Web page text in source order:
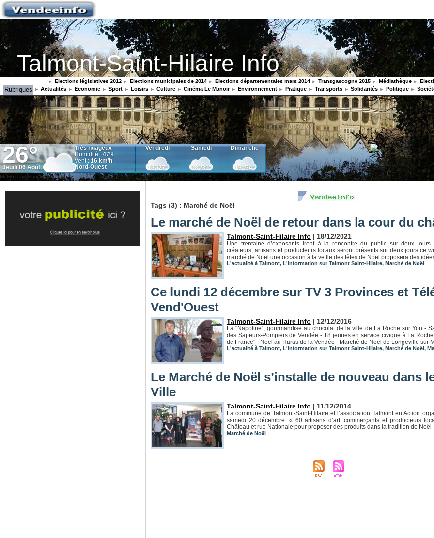
Talmont-Saint-Hilaire Info
Médiathèque
Transgascogne 2015
Elections départementales mars 2014
Elections municipales de 2014
Elections législatives 2012
Politique
Solidarités
Transports
Pratique
Environnement
Cinéma Le Manoir
Culture
Loisirs
Sport
Economie
Actualités
Rubriques
Météo Paris© meteocity.com
Tags (3) : Marché de Noël
Le marché de Noël de retour dans la cour du
Talmont-Saint-Hilaire Info | 18/12/2021
Une trentaine d’exposants iront à la rencontre du public sur deux jours
créateurs, artisans et producteurs locaux seront présents sur deux jours ce
marché de Noël une occasion à la veille des fêtes de Noël proposera des
L'actualité à Talmont, L'information sur Talmont Saint-Hilaire, Marché de Noël
Ce lundi 12 décembre sur TV 3 Provinces et
Vend'Ouest
Talmont-Saint-Hilaire Info | 12/12/2016
La "Napoline", gourmandise au chocolat de la ville de La Roche sur Yon -
des Sapeurs-Pompiers de Vendée - 18 jeunes en service civique à La
de France" - Noël au Haras de la Vendée - Marché de Noël de Longeville sur
L'actualité à Talmont, L'information sur Talmont Saint-Hilaire, Marché de Noël,
Le Marché de Noël s’installe de nouveau dans
Ville
Talmont-Saint-Hilaire Info | 11/12/2014
La commune de Talmont-Saint-Hilaire et l’association Talmont en Action
samedi 20 décembre. « 60 artisans d’art, commerçants et producteurs
Château et rue Nationale pour proposer des produits dans la tradition de Noël
Marché de Noël